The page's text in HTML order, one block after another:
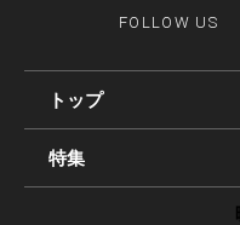
FOLLOW US
トップ
特集